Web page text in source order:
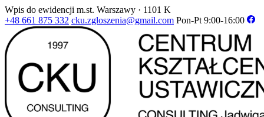
Wpis do ewidencji m.st. Warszawy · 1101 K
+48 661 875 332 cku.zgloszenia@gmail.com Pon-Pt 9:00-16:00